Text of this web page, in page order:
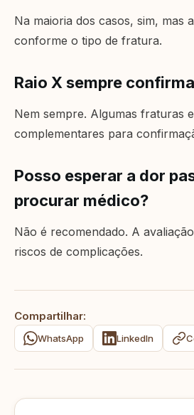
Na maioria dos casos, sim, mas
conforme o tipo de fratura.
Raio X sempre
Nem sempre. Algumas fraturas
complementares para
Posso esperar a dor
procurar médico?
Não é recomendado. A
riscos de complicações.
Compartilhar:
WhatsApp LinkedIn